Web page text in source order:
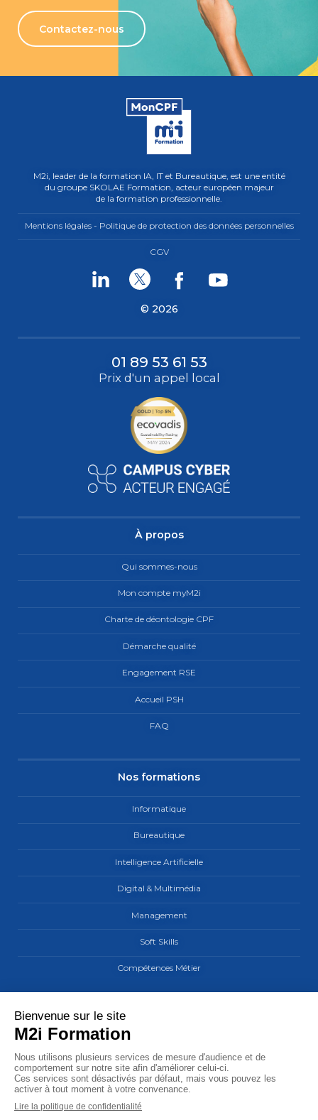
Contactez-nous
M2i, leader de la formation IA, IT et Bureautique, est une entité
du groupe SKOLAE Formation, acteur européen majeur
de la formation professionnelle.
Mentions légales - Politique de protection des données personnelles
CGV
Facebook Youtube
© 2026
01 89 53 61 53
Prix d'un appel local
À propos
Qui sommes-nous
Mon compte myM2i
Charte de déontologie CPF
Démarche qualité
Engagement RSE
Accueil PSH
FAQ
Nos formations
Informatique
Bureautique
Intelligence Artificielle
Digital & Multimédia
Management
Soft Skills
Compétences Métier
Les sites du groupe M2i
MaCarrière by M2i
M2i Formation
M2i Learning